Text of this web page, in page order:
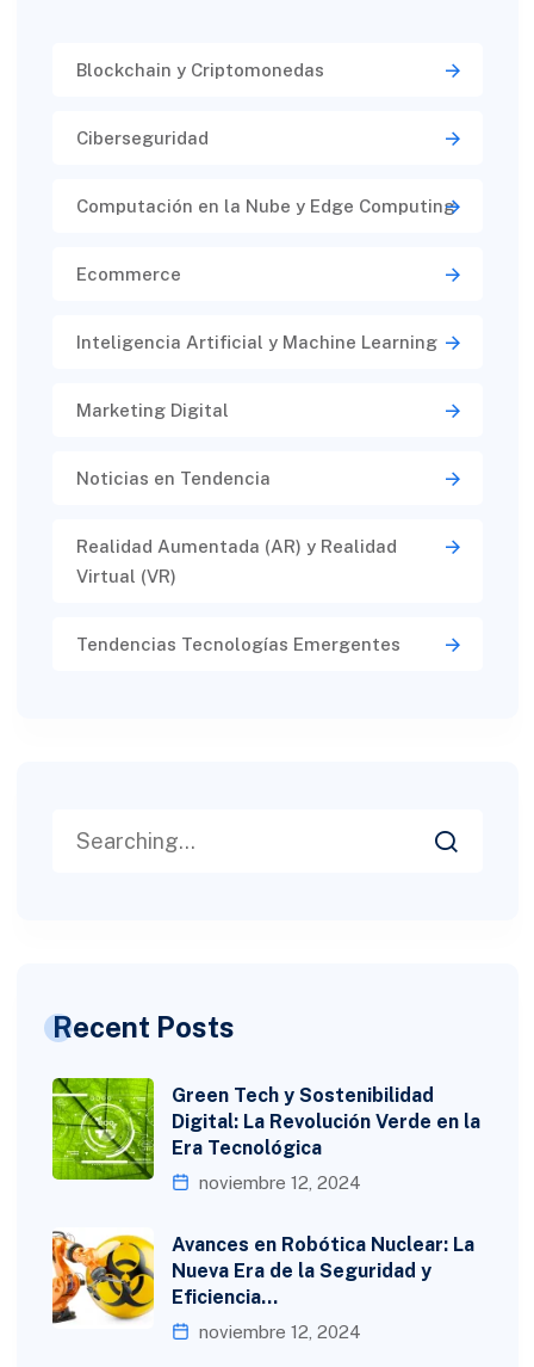
Blockchain y Criptomonedas
Ciberseguridad​
Computación en la Nube y Edge Computing
Ecommerce
Inteligencia Artificial y Machine Learning
Marketing Digital
Noticias en Tendencia
Realidad Aumentada (AR) y Realidad
Virtual (VR)​
Tendencias Tecnologías Emergentes
Recent Posts
Green Tech y Sostenibilidad
Digital: La Revolución Verde en la
Era Tecnológica
noviembre 12, 2024
Avances en Robótica Nuclear: La
Nueva Era de la Seguridad y
Eficiencia…
noviembre 12, 2024